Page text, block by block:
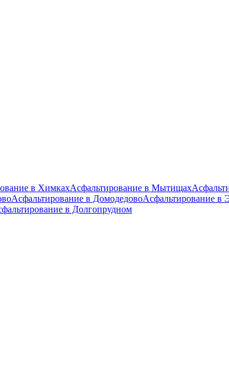
в ХимкахАсфальтирование в Мытищах
Асфальтирование в ДомодедовоАсфальтирование в
в Долгопрудном